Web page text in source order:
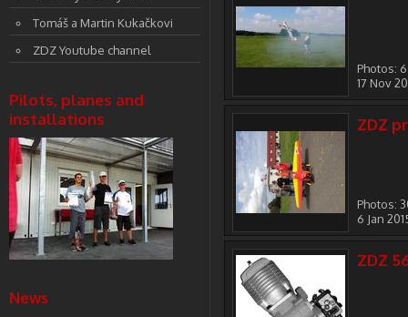
Photos:
17 Nov
ZDZ
Photos:
6 Jan
ZDZ
Tomáš a Martin Kukačkovi
ZDZ Youtube channel
Pilots, planes and
installations
News